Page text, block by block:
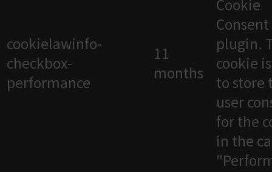
cookielawinfo-
checkbox-
performance
11
months
Cookie
Consent
plugin.
cookie
to store
user
for the
in the